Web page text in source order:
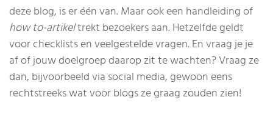
deze blog, is er één van. Maar ook een handleiding of
how to-artikeltrekt bezoekers aan. Hetzelfde geldt
voor checklists en veelgestelde vragen. En vraag je je
af of jouw doelgroep daarop zit te wachten? Vraag ze
dan, bijvoorbeeld via social media, gewoon eens
rechtstreeks wat voor blogs ze graag zouden zien!